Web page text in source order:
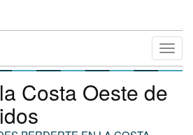
Costa Oeste de